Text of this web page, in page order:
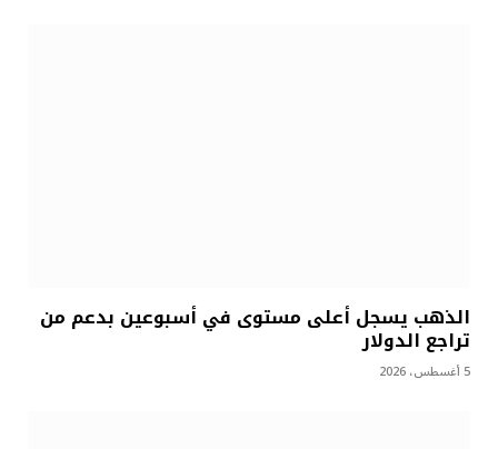
الذهب يسجل أعلى مستوى في أسبوعين بدعم من
تراجع الدولار
5 أغسطس، 2026